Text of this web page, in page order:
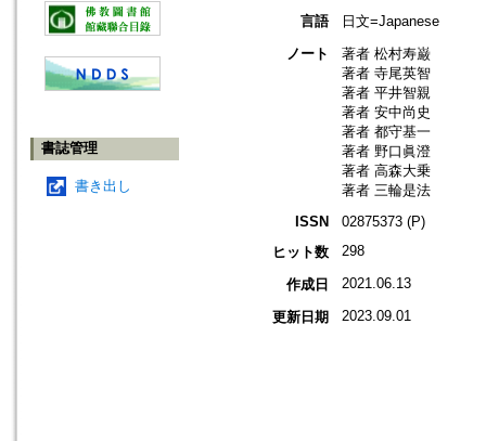
書誌管理
書き出し
言語
日文=Japanese
ノート
著者 松村寿巌
著者 寺尾英智
著者 平井智親
著者 安中尚史
著者 都守基一
著者 野口眞澄
著者 高森大乗
著者 三輪是法
ISSN
02875373 (P)
ヒット数
298
作成日 2021.06.13
更新日期 2023.09.01